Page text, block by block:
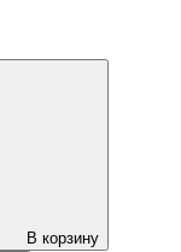
В корзину